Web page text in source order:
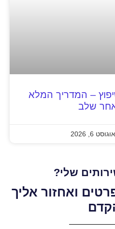
– המדריך המלא
שלב
אוגוסט 6, 2026
שלי?
ואחזור אליך